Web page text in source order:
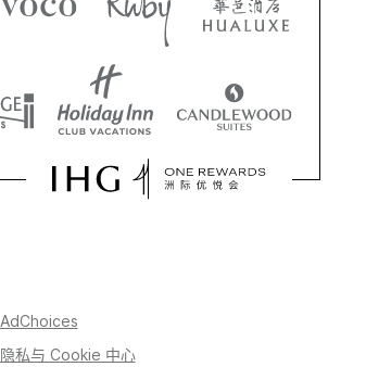
AdChoices
隐私与 Cookie 中心